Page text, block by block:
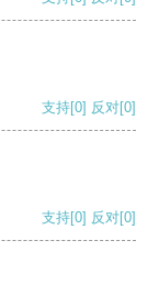
支持[0] 反对[0]
支持[0] 反对[0]